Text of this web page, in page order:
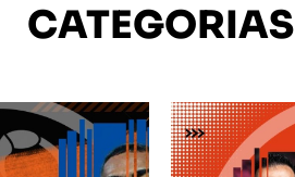
CATEGORIAS